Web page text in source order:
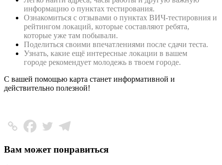
информацию о пунктах тестирования.
Ознакомиться с отзывами о пунктах ВИЧ-тестировния и
рейтингом локаций, которые составляют ребята,
которые уже там побывали.
Поделиться своими впечатлениями после сдачи теста.
Узнать, какие ещё интересные локации в вашем
городе рекомендует молодежь в твоем городе.
С вашей помощью карта станет информативной и
действительно полезной!
Вам может понравиться